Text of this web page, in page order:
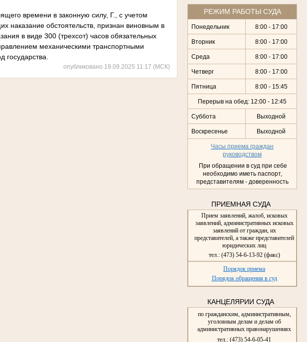
РЕЖИМ РАБОТЫ СУДА
Понедельник 8:00 - 17:00
Вторник 8:00 - 17:00
Среда 8:00 - 17:00
Четверг 8:00 - 17:00
Пятница 8:00 - 15:45
Перерыв на обед: 12:00 - 12:45
Суббота Выходной
Воскресенье Выходной
Часы приема граждан
руководством
При обращении в суд при себе
необходимо иметь паспорт,
представителям - доверенность
ПРИЕМНАЯ СУДА
Прием заявлений, жалоб, исковых
заявлений, административных исковых
заявлений от граждан, их
представителей, а также представителей
юридических лиц
тел.: (473) 54-6-13-92 (факс)
Порядок приема
Порядок обращения в суд
КАНЦЕЛЯРИИ СУДА
по гражданским, административным,
уголовным делам и делам об
административных правонарушениях
тел.: (473) 54-6-05-41
времени в законную силу, Г., с учетом
наказание обстоятельств, признан виновным в
в виде 300 (трехсот) часов обязательных
механическими транспортными
государства.
опубликовано 19.09.2025 11:17 (МСК)